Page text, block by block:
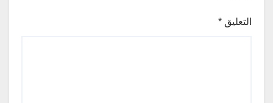
التعليق *